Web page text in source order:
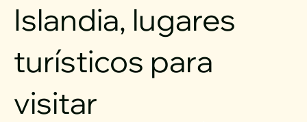
Islandia, lugares
turísticos para
visitar